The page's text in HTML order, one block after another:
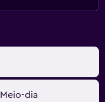
Meio-dia